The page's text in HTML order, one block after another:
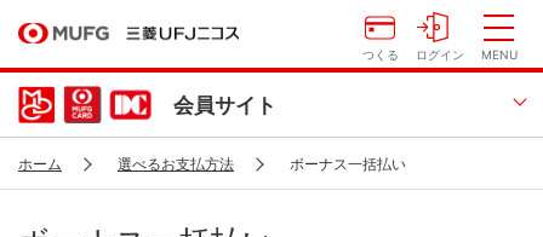
つくる ログイン MENU
会員サイト
ホーム 選べるお支払方法 ボーナス一括払い